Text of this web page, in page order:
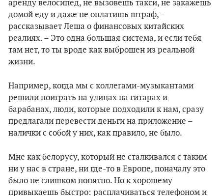
аренду велосипед, не вызовешь такси, не закажешь
домой еду и даже не оплатишь штраф, –
рассказывает Леша о финансовых китайских
реалиях. – Это одна большая система, и если тебя
там нет, то ты вроде как выброшен из реальной
жизни.
Например, когда мы с коллегами-музыкантами
решили поиграть на улицах на гитарах и
барабанах, люди, которые подходили к нам, сразу
предлагали перевести деньги на приложение –
налички с собой у них, как правило, не было.
Мне как белорусу, который не сталкивался с таким
ни у нас в стране, ни где-то в Европе, поначалу это
было не слишком понятно. Но к хорошему
привыкаешь быстро: расплачиваться телефоном и